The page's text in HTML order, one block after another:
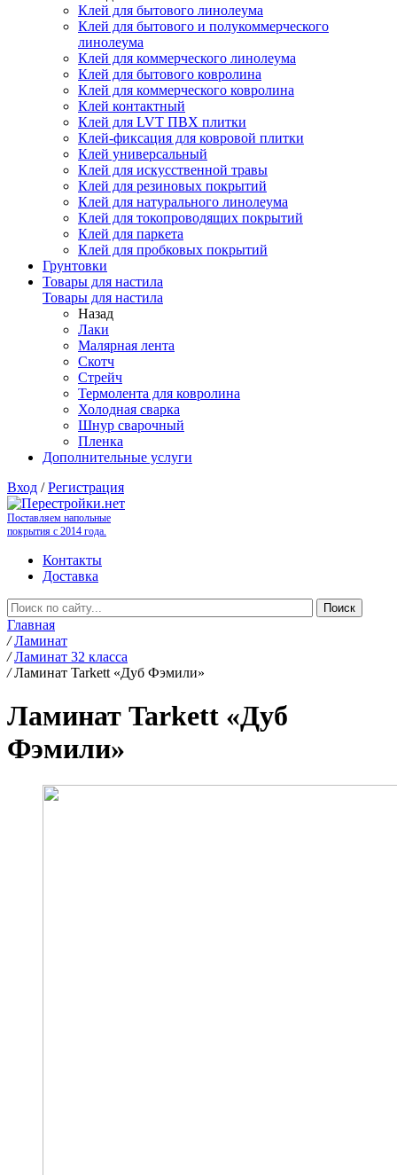
Клей для бытового линолеума
Клей для бытового и полукоммерческого
линолеума
Клей для коммерческого линолеума
Клей для бытового ковролина
Клей для коммерческого ковролина
Клей контактный
Клей для LVT ПВХ плитки
Клей-фиксация для ковровой плитки
Клей универсальный
Клей для искусственной травы
Клей для резиновых покрытий
Клей для натурального линолеума
Клей для токопроводящих покрытий
Клей для паркета
Клей для пробковых покрытий
Грунтовки
Товары для настила
Товары для настила
Назад
Лаки
Малярная лента
Скотч
Стрейч
Термолента для ковролина
Холодная сварка
Шнур сварочный
Пленка
Дополнительные услуги
Вход /Регистрация
Поставляем напольные
покрытия с 2014 года.
Контакты
Доставка
Главная
/ Ламинат
/ Ламинат 32 класса
/ Ламинат Tarkett «Дуб Фэмили»
Ламинат Tarkett «Дуб
Фэмили»